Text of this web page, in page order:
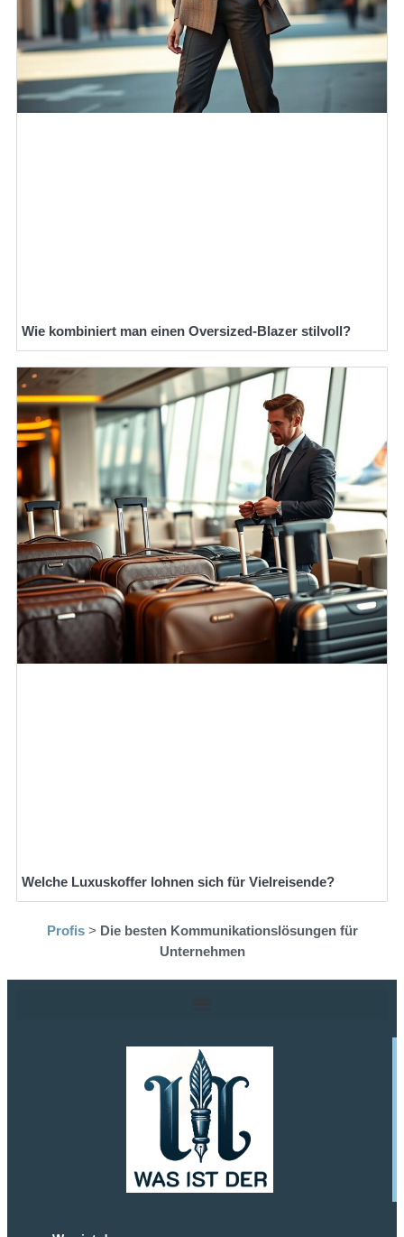
Wie kombiniert man einen Oversized-Blazer stilvoll?
Welche Luxuskoffer lohnen sich für Vielreisende?
Profis> Die besten Kommunikationslösungen für
Unternehmen